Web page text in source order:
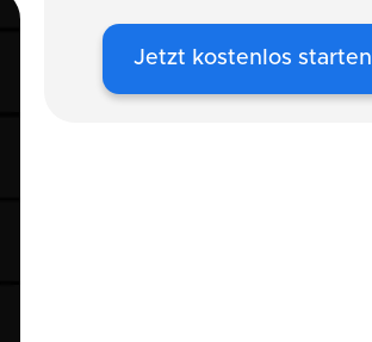
Jetzt kostenlos starten